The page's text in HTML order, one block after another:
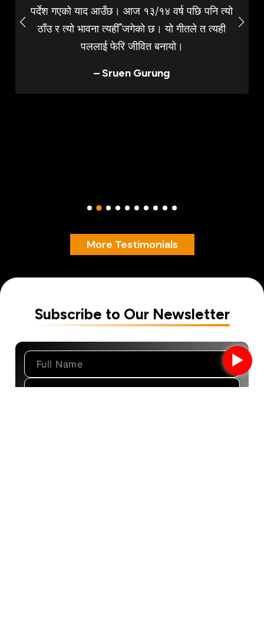
पर्देश गएको याद आउँछ। आज १३/१४ वर्ष पछि पनि त्यो
ठाँउ र त्यो भावना त्यहीँ जगेको छ। यो गीतले त त्यही
पललाई फेरि जीवित बनायो।
– Sruen Gurung
More Testimonials
Subscribe to Our Newsletter
►